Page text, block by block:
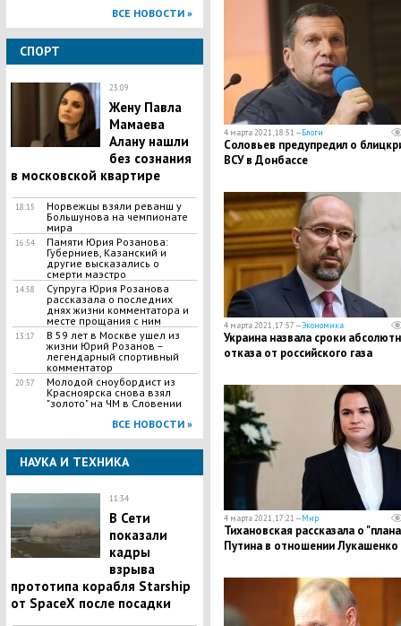
ВСЕ НОВОСТИ »
СПОРТ
23:09
Жену Павла
Мамаева
Алану нашли
без сознания
в московской квартире
18:15
Норвежцы взяли реванш у
Большунова на чемпионате
мира
16:54
Памяти Юрия Розанова:
Губерниев, Казанский и
другие высказались о
смерти маэстро
14:58
Супруга Юрия Розанова
рассказала о последних
днях жизни комментатора и
месте прощания с ним
13:17
В 59 лет в Москве ушел из
жизни Юрий Розанов –
легендарный спортивный
комментатор
20:57
Молодой сноубордист из
Красноярска снова взял
"золото" на ЧМ в Словении
ВСЕ НОВОСТИ »
НАУКА И ТЕХНИКА
11:34
В Сети
показали
кадры
взрыва
прототипа корабля Starship
от SpaceX после посадки
4 марта 2021, 18:51 —Блоги
Соловьев предупредил о
ВСУ в Донбассе
4 марта 2021, 17:57 —Экономика
Украина назвала сроки
отказа от российского газа
4 марта 2021, 17:21 —Мир
Тихановская рассказала о
Путина в отношении Лукашенко